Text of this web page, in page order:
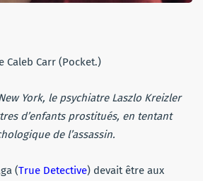
Caleb Carr (Pocket.)
York, le psychiatre Laszlo Kreizler
d’enfants prostitués, en tentant
de l’assassin.
(True Detective) devait être aux